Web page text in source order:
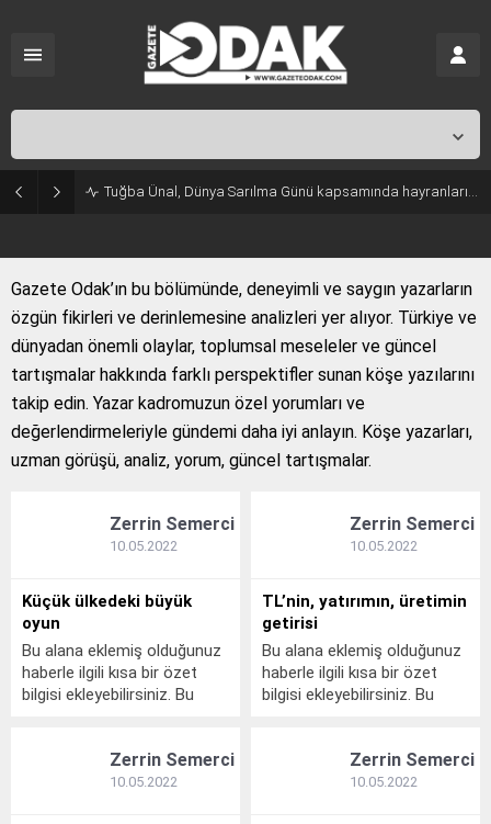
Tuğba Ünal, Dünya Sarılma Günü kapsamında hayranlarıyla buluştu
Gazete Odak’ın bu bölümünde, deneyimli ve saygın yazarların
özgün fikirleri ve derinlemesine analizleri yer alıyor. Türkiye ve
dünyadan önemli olaylar, toplumsal meseleler ve güncel
tartışmalar hakkında farklı perspektifler sunan köşe yazılarını
takip edin. Yazar kadromuzun özel yorumları ve
değerlendirmeleriyle gündemi daha iyi anlayın. Köşe yazarları,
uzman görüşü, analiz, yorum, güncel tartışmalar.
Zerrin Semerci
10.05.2022
Küçük ülkedeki büyük
oyun
Bu alana eklemiş olduğunuz
haberle ilgili kısa bir özet
bilgisi ekleyebilirsiniz. Bu
bölümünden eklenebilir. Özet
eklenmişse başlık altında
Zerrin Semerci
10.05.2022
TL’nin, yatırımın, üretimin
getirisi
Bu alana eklemiş olduğunuz
haberle ilgili kısa bir özet
bilgisi ekleyebilirsiniz. Bu
bölümünden eklenebilir. Özet
eklenmişse başlık altında
Zerrin Semerci
10.05.2022
Zerrin Semerci
10.05.2022